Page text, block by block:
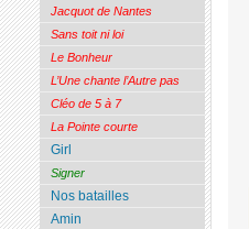
Jacquot de Nantes
Sans toit ni loi
Le Bonheur
L’Une chante l’Autre pas
Cléo de 5 à 7
La Pointe courte
Girl
Signer
Nos batailles
Amin